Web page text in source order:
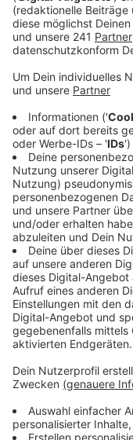
unterschlagen.
Veröffentlicht:
Anzeige
Einige
Erst in der
Verfolgungsjagd in
rückwärts zu
Polizeibeamtin
Mitfahrer mussten
die Polizei
Führerschein.
Anzeige
Weitere
Anzeige
Leverkusener